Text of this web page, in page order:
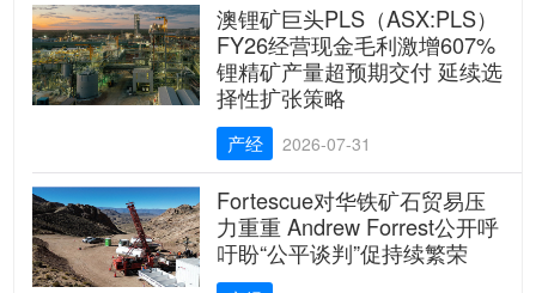
澳锂矿巨头PLS（ASX:PLS）
FY26经营现金毛利激增607%
锂精矿产量超预期交付 延续选
择性扩张策略
产经 2026-07-31
Fortescue对华铁矿石贸易压
力重重 Andrew Forrest公开呼
吁盼“公平谈判”促持续繁荣